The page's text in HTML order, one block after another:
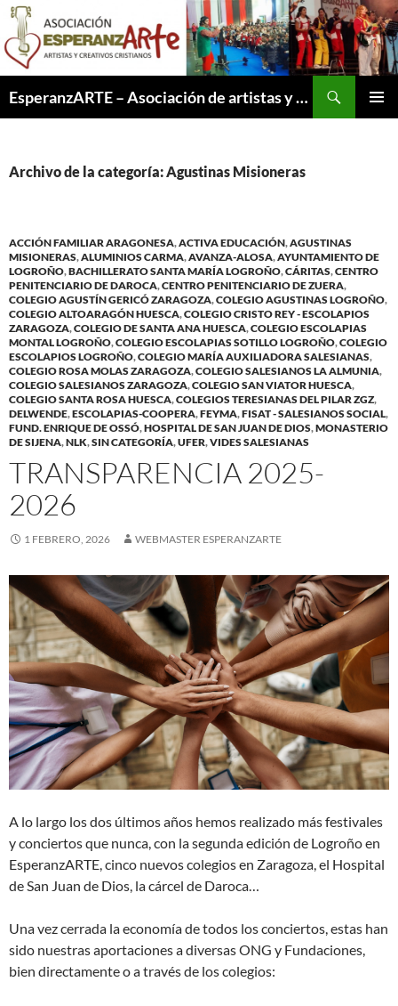
Saltar
contenido
EsperanzARTE – Asociación de artistas y creativos cristianos
Archivo de la categoría: Agustinas Misioneras
ACCIÓN FAMILIAR ARAGONESA,ACTIVA EDUCACIÓN,AGUSTINAS
MISIONERAS,ALUMINIOS CARMA,AVANZA-ALOSA,AYUNTAMIENTO DE
LOGROÑO,BACHILLERATO SANTA MARÍA LOGROÑO,CÁRITAS,CENTRO
PENITENCIARIO DE DAROCA,CENTRO PENITENCIARIO DE ZUERA,
COLEGIO AGUSTÍN GERICÓ ZARAGOZA,COLEGIO AGUSTINAS LOGROÑO,
COLEGIO ALTOARAGÓN HUESCA,COLEGIO CRISTO REY - ESCOLAPIOS
ZARAGOZA,COLEGIO DE SANTA ANA HUESCA,COLEGIO ESCOLAPIAS
MONTAL LOGROÑO,COLEGIO ESCOLAPIAS SOTILLO LOGROÑO,COLEGIO
ESCOLAPIOS LOGROÑO,COLEGIO MARÍA AUXILIADORA SALESIANAS,
COLEGIO ROSA MOLAS ZARAGOZA,COLEGIO SALESIANOS LA ALMUNIA,
COLEGIO SALESIANOS ZARAGOZA,COLEGIO SAN VIATOR HUESCA,
COLEGIO SANTA ROSA HUESCA,COLEGIOS TERESIANAS DEL PILAR ZGZ,
DELWENDE,ESCOLAPIAS-COOPERA,FEYMA,FISAT - SALESIANOS SOCIAL,
FUND. ENRIQUE DE OSSÓ,HOSPITAL DE SAN JUAN DE DIOS,MONASTERIO
DE SIJENA,NLK,SIN CATEGORÍA,UFER,VIDES SALESIANAS
TRANSPARENCIA 2025-
2026
1 FEBRERO, 2026 WEBMASTER ESPERANZARTE
A lo largo los dos últimos años hemos realizado más festivales
y conciertos que nunca, con la segunda edición de Logroño en
EsperanzARTE, cinco nuevos colegios en Zaragoza, el Hospital
de San Juan de Dios, la cárcel de Daroca…
Una vez cerrada la economía de todos los conciertos, estas han
sido nuestras aportaciones a diversas ONG y Fundaciones,
bien directamente o a través de los colegios: